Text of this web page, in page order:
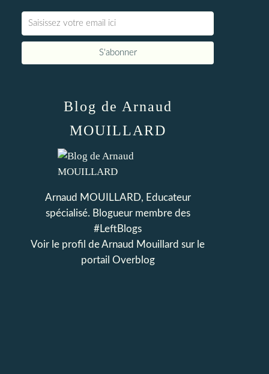
Blog de Arnaud
MOUILLARD
Arnaud MOUILLARD, Educateur
spécialisé. Blogueur membre des
#LeftBlogs
Voir le profil deArnaud Mouillard sur le
portail Overblog